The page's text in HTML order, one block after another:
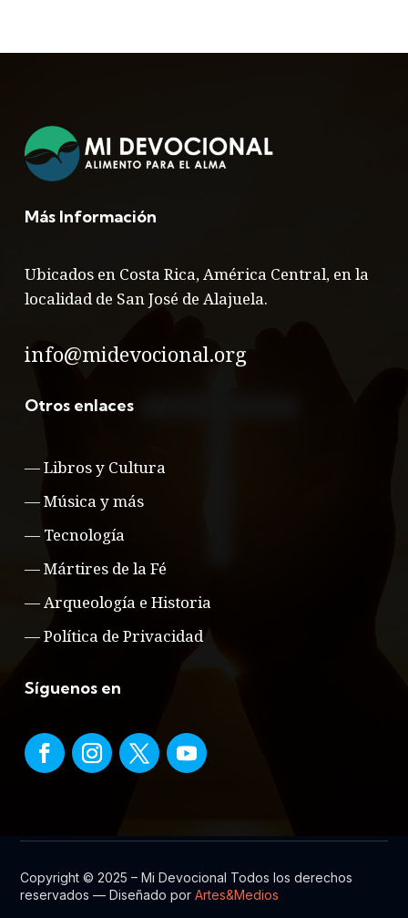
Más Información
Ubicados en Costa Rica, América Central, en la
localidad de San José de Alajuela.
info@midevocional.org
Otros enlaces
—Libros y Cultura
—Música y más
— Tecnología
—Mártires de la Fé
—Arqueología e Historia
—Política de Privacidad
Síguenos en
Copyright © 2025 – Mi Devocional Todos los derechos
reservados — Diseñado porArtes&Medios